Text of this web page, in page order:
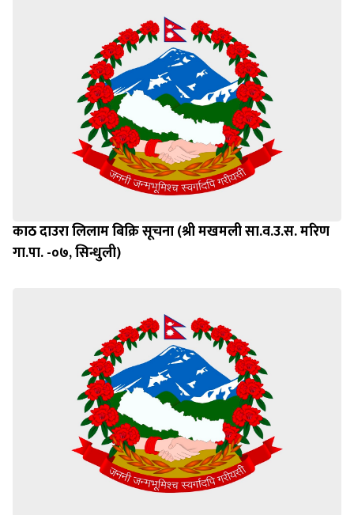
काठ दाउरा लिलाम बिक्रि सूचना (श्री मखमली सा.व.उ.स. मरिण
गा.पा. -०७, सिन्धुली)